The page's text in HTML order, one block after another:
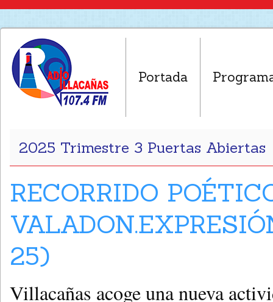
Portada
2025 Trimestre 3 Puertas Abiertas
RECORRIDO
25)
Villacañas acoge una nueva